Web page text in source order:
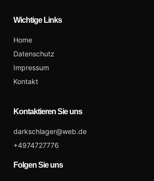
Wichtige Links
Home
Datenschutz
Impressum
Kontakt
Kontaktieren Sie uns
darkschlager@web.de
+4974727776
Folgen Sie uns